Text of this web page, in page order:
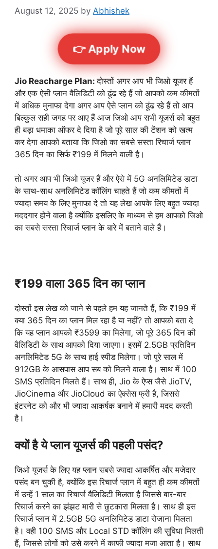
August 12, 2025 by Abhishek
👉 Apply Now
Jio Reacharge Plan:दोस्तों अगर आप भी जिओ यूजर हैं
और एक ऐसी प्लान वैलिडिटी को ढूंढ रहे हैं जो आपको कम कीमतों
में अधिक मुनाफा देगा अगर आप ऐसे प्लान को ढूंढ रहे हैं तो आप
बिल्कुल सही जगह पर आए हैं आज जिओ आप सभी यूजर्स को बहुत
ही बड़ा धमाका ऑफर दे दिया है जो पूरे साल की टेंशन को खत्म
कर देगा आपको बताया कि जिओ का सबसे सस्ता रिचार्ज प्लान
365 दिन का सिर्फ ₹199 में मिलने वाली है।
तो अगर आप भी जिओ यूजर हैं और ऐसे में 5G अनलिमिटेड डाटा
के साथ-साथ अनलिमिटेड कॉलिंग चाहते हैं जो कम कीमतों में
ज्यादा समय के लिए मुनाफा दे तो यह लेख आपके लिए बहुत ज्यादा
मददगार होने वाला है क्योंकि इसलिए के माध्यम से हम आपको जिओ
का सबसे सस्ता रिचार्ज प्लान के बारे में बताने वाले हैं।
₹199 वाला 365 दिन का प्लान
दोस्तों इस लेख को जाने से पहले हम यह जानते हैं, कि ₹199 में
क्या 365 दिन का प्लान मिल रहा है या नहीं? तो आपको बता दे
कि यह प्लान आपको ₹3599 का मिलेगा, जो पूरे 365 दिन की
वैलिडिटी के साथ आपको दिया जाएगा। इसमें 2.5GB प्रतिदिन
अनलिमिटेड 5G के साथ हाई स्पीड मिलेगा। जो पूरे साल में
912GB के आसपास आप सब को मिलने वाला है। साथ में 100
SMS प्रतिदिन मिलते हैं। साथ ही, Jio के ऐप्स जैसे JioTV,
JioCinema और JioCloud का ऐक्सेस फ्री है, जिससे
इंटरनेट को और भी ज्यादा आकर्षक बनाने में हमारी मदद करती
है।
क्यों है ये प्लान यूजर्स की पहली पसंद?
जिओ यूजर्स के लिए यह प्लान सबसे ज्यादा आकर्षित और मजेदार
पसंद बन चुकी है, क्योंकि इस रिचार्ज प्लान में बहुत ही कम कीमतों
में उन्हें 1 साल का रिचार्ज वैलिडिटी मिलता है जिससे बार-बार
रिचार्ज करने का झंझट मारी से छुटकारा मिलता है। साथ ही इस
रिचार्ज प्लान में 2.5GB 5G अनलिमिटेड डाटा रोजाना मिलता
है। वही 100 SMS और Local STD कॉलिंग की सुविधा मिलती
हैं, जिससे लोगों को उसे करने में काफी ज्यादा मजा आता है। साथ